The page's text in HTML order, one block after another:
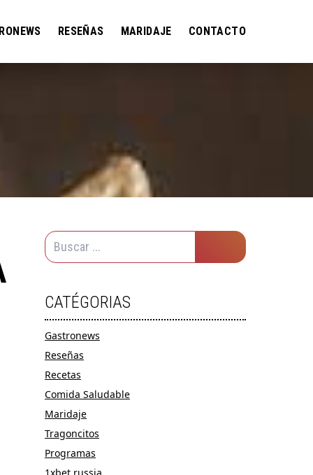
RESEÑAS MARIDAJE CONTACTO
CATÉGORIAS
Gastronews
Reseñas
Recetas
Comida Saludable
Maridaje
Tragoncitos
Programas
1xbet russia